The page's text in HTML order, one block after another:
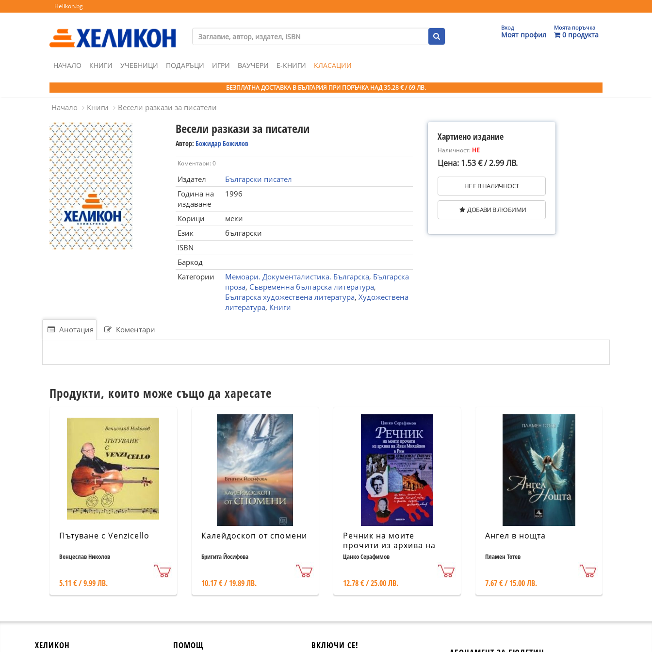
Helikon.bg
Вход
Моят профил
Моята поръчка
0 продукта
НАЧАЛО КНИГИ УЧЕБНИЦИ ПОДАРЪЦИ ИГРИ ВАУЧЕРИ Е-КНИГИ КЛАСАЦИИ
БЕЗПЛАТНА ДОСТАВКА В БЪЛГАРИЯ ПРИ ПОРЪЧКА НАД 35.28 € / 69 ЛВ.
Начало Книги Весели разкази за писатели
Весели разкази за писатели
Автор: Божидар Божилов
Коментари: 0
Издател
Български писател
Година на
издаване
1996
Корици
меки
Език
български
ISBN
Баркод
Категории
Мемоари. Документалистика. Българска, Българска
проза, Съвременна българска литература,
Българска художествена литература, Художествена
литература, Книги
Хартиено издание
Наличност: НЕ
Цена: 1.53 € / 2.99 ЛВ.
НЕ Е В НАЛИЧНОСТ
ДОБАВИ В ЛЮБИМИ
Анотация Коментари
Продукти, които може също да харесате
Пътуване с Venzicello
Венцеслав Николов
5.11 € / 9.99 ЛВ.
Калейдоскоп от спомени
Бригита Йосифова
10.17 € / 19.89 ЛВ.
Речник на моите
прочити из архива на
Иван Михайлов в Рим
Цанко Серафимов
12.78 € / 25.00 ЛВ.
Ангел в нощта
Пламен Тотев
7.67 € / 15.00 ЛВ.
ХЕЛИКОН ПОМОЩ ВКЛЮЧИ СЕ!